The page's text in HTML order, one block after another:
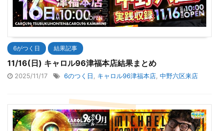
6がつく日 結果記事
11/16(日) キャロル96津福本店結果まとめ
2025/11/17 6のつく日 キャロル96津福本店 中野六区来店